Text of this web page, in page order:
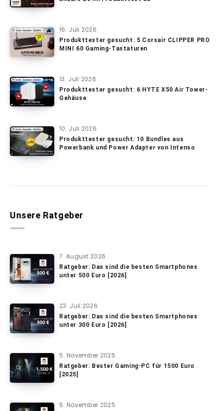
16. Juli 2026
Produkttester gesucht: 5 Corsair CLIPPER PRO
MINI 60 Gaming-Tastaturen
13. Juli 2026
Produkttester gesucht: 6 HYTE X50 Air Tower-
Gehäuse
10. Juli 2026
Produkttester gesucht: 10 Bundles aus
Powerbank und Power Adapter von Intenso
Unsere Ratgeber
7. August 2026
Ratgeber: Das sind die besten Smartphones
unter 500 Euro [2026]
23. Juli 2026
Ratgeber: Das sind die besten Smartphones
unter 300 Euro [2026]
5. November 2025
Ratgeber: Bester Gaming-PC für 1500 Euro
[2025]
5. November 2025